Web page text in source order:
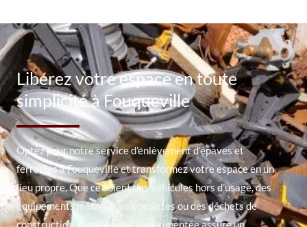
Libérez votre espace en toute
simplicité à Fouqueville
Optez pour notre service d’enlèvement d’épaves et
ferrailles à Fouqueville et transformez votre espace en un
lieu propre. Que ce soient des véhicules hors d’usage, des
équipements métalliques obsolètes ou des déchets de